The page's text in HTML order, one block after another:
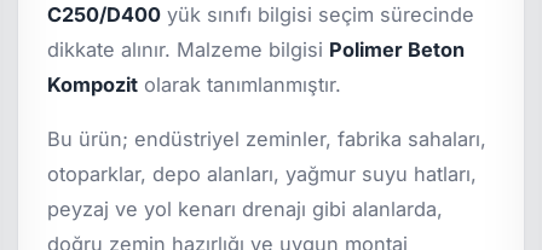
C250/D400 yük sınıfı bilgisi seçim sürecinde
dikkate alınır. Malzeme bilgisi Polimer Beton
Kompozit olarak tanımlanmıştır.
Bu ürün; endüstriyel zeminler, fabrika sahaları,
otoparklar, depo alanları, yağmur suyu hatları,
peyzaj ve yol kenarı drenajı gibi alanlarda,
doğru zemin hazırlığı ve uygun montaj